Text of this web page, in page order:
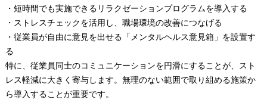
・短時間でも実施できるリラクゼーションプログラムを導入する
・ストレスチェックを活用し、職場環境の改善につなげる
・従業員が自由に意見を出せる「メンタルヘルス意見箱」を設置す
る
特に、従業員同士のコミュニケーションを円滑にすることが、スト
レス軽減に大きく寄与します。無理のない範囲で取り組める施策か
ら導入することが重要です。